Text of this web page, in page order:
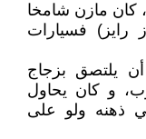
كان مازن شامخا
رايز) فسيارات
يلتصق بزجاج
و كان يحاول
ذهنه ولو على